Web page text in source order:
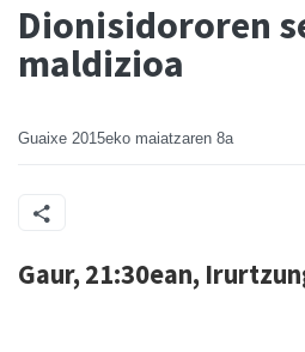
Dionisidororen
maldizioa
Guaixe 2015eko maiatzaren 8a
Gaur, 21:30ean,